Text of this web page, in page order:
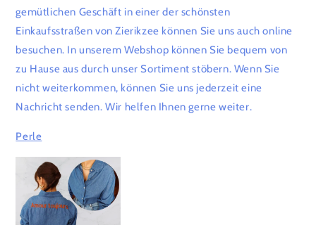
gemütlichen Geschäft in einer der schönsten
Einkaufsstraßen von Zierikzee können Sie uns auch online
besuchen. In unserem Webshop können Sie bequem von
zu Hause aus durch unser Sortiment stöbern. Wenn Sie
nicht weiterkommen, können Sie uns jederzeit eine
Nachricht senden. Wir helfen Ihnen gerne weiter.
Perle